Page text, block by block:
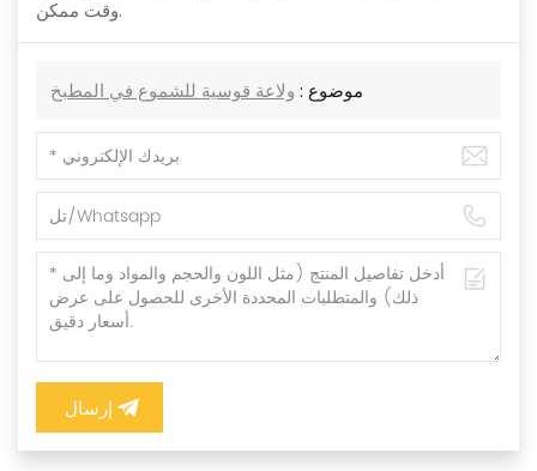
وقت ممكن.
موضوع : ولاعة قوسية للشموع في المطبخ
إرسال